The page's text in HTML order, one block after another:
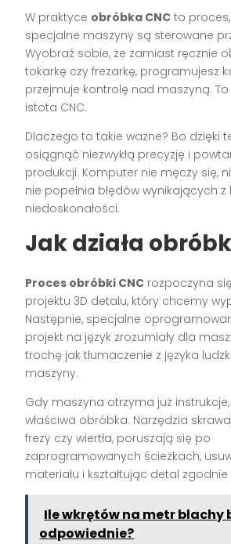
W praktyce obróbka CNC to
specjalne maszyny są sterowane
Wyobraź sobie, że zamiast ręcznie
tokarkę czy frezarkę, programujesz
przejmuje kontrolę nad maszyną. To
istota CNC.
Dlaczego to takie ważne? Bo dzięki
osiągnąć niezwykłą precyzję i
produkcji. Komputer nie męczy się,
nie popełnia błędów wynikających z
niedoskonałości.
Jak działa
Proces obróbki CNC rozpoczyna
projektu 3D detalu, który chcemy
Następnie, specjalne
projekt na język zrozumiały dla
trochę jak tłumaczenie z języka
maszyny.
Gdy maszyna otrzyma już
właściwa obróbka. Narzędzia
frezy czy wiertła, poruszają się po
zaprogramowanych ścieżkach,
materiału i kształtując detal
Ile wkrętów na metr blachy
odpowiednie?